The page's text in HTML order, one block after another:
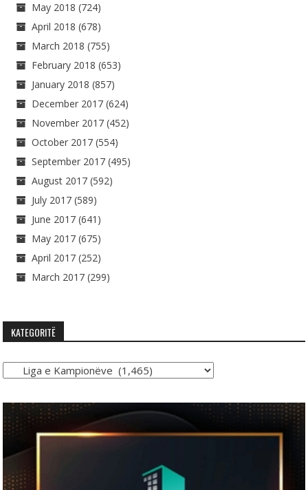
May 2018 (724)
April 2018 (678)
March 2018 (755)
February 2018 (653)
January 2018 (857)
December 2017 (624)
November 2017 (452)
October 2017 (554)
September 2017 (495)
August 2017 (592)
July 2017 (589)
June 2017 (641)
May 2017 (675)
April 2017 (252)
March 2017 (299)
KATEGORITË
Kategoritë